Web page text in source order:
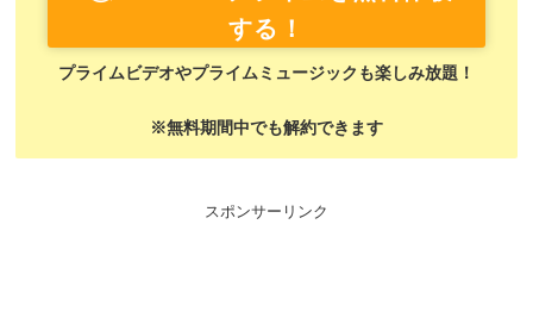
する！
プライムビデオやプライムミュージックも楽しみ放題！
※無料期間中でも解約できます
スポンサーリンク